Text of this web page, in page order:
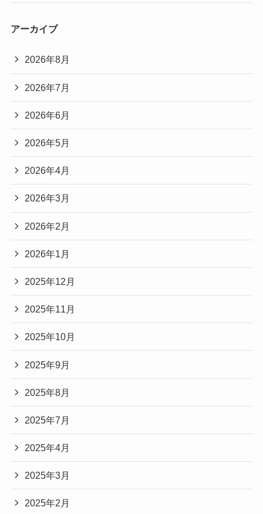
アーカイブ
2026年8月
2026年7月
2026年6月
2026年5月
2026年4月
2026年3月
2026年2月
2026年1月
2025年12月
2025年11月
2025年10月
2025年9月
2025年8月
2025年7月
2025年4月
2025年3月
2025年2月